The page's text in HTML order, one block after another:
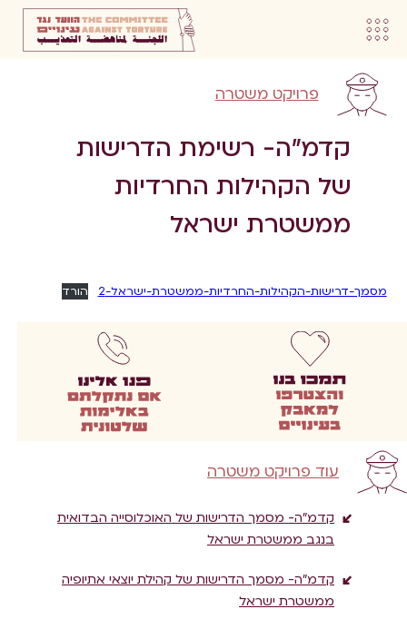
פרויקט משטרה
קדמ”ה- רשימת הדרישות
של הקהילות החרדיות
ממשטרת ישראל
מסמך-דרישות-הקהילות-החרדיות-ממשטרת-ישראל-2 הורד
עוד פרויקט משטרה
קדמ”ה- מסמך הדרישות של האוכלוסייה הבדואית
בנגב ממשטרת ישראל
קדמ”ה- מסמך הדרישות של קהילת יוצאי אתיופיה
ממשטרת ישראל